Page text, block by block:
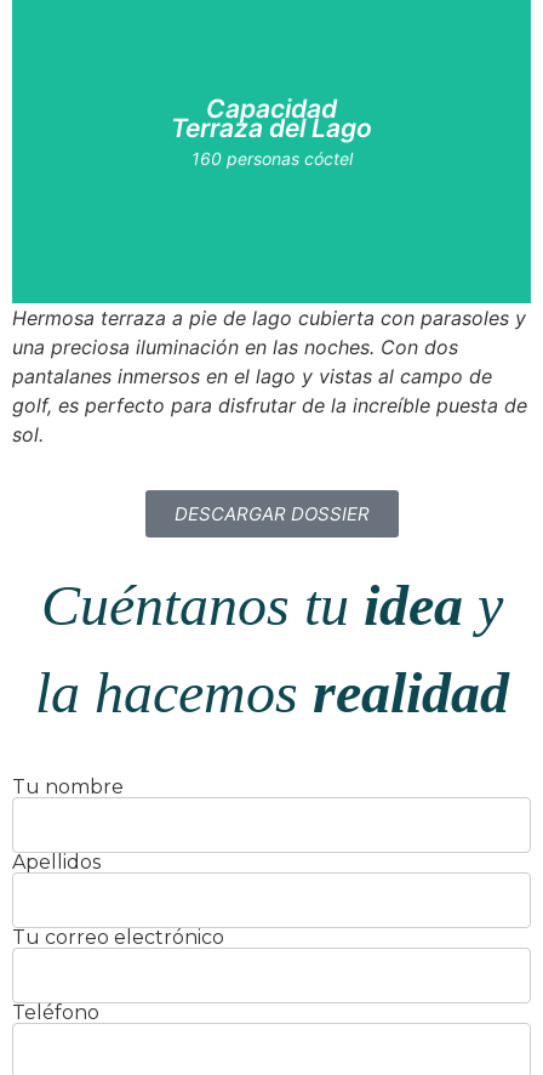
Terraza del Lago
Capacidad
160 personas cóctel
Hermosa terraza a pie de lago cubierta con parasoles y
una preciosa iluminación en las noches. Con dos
pantalanes inmersos en el lago y vistas al campo de
golf, es perfecto para disfrutar de la increíble puesta de
sol.
DESCARGAR DOSSIER
Cuéntanos tu idea y
la hacemos realidad
Tu nombre
Apellidos
Tu correo electrónico
Teléfono